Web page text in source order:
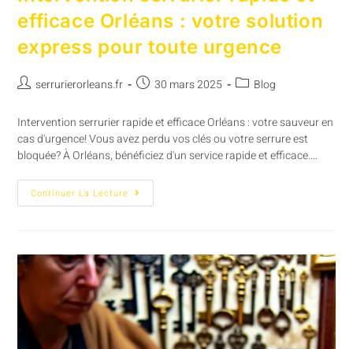
efficace Orléans : votre solution
express pour toute urgence
serrurierorleans.fr 30 mars 2025 Blog
Intervention serrurier rapide et efficace Orléans : votre sauveur en
cas d'urgence! Vous avez perdu vos clés ou votre serrure est
bloquée? À Orléans, bénéficiez d'un service rapide et efficace.…
Continuer La Lecture